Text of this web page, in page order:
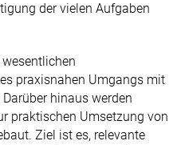
der vielen Aufgaben
praxisnahen Umgangs mit
hinaus werden
praktischen Umsetzung von
Ziel ist es, relevante